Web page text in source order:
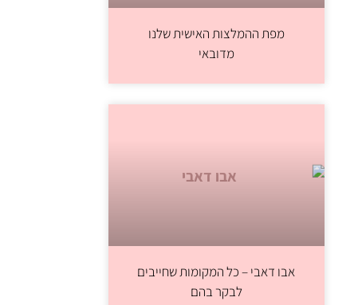
מפת ההמלצות האישית שלנו
מדובאי
אבו דאבי – כל המקומות שחייבים
לבקר בהם